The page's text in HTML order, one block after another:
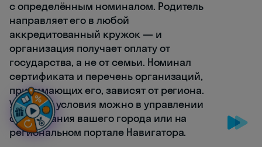
с определённым номиналом. Родитель
направляет его в любой
аккредитованный кружок — и
организация получает оплату от
государства, а не от семьи. Номинал
сертификата и перечень организаций,
принимающих его, зависят от региона.
Уточнить условия можно в управлении
образования вашего города или на
региональном портале Навигатора.